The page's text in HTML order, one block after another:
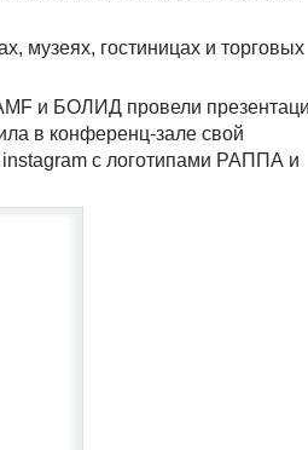
музеях, гостиницах и торговых
и БОЛИД провели
в конференц-зале свой
с логотипами РАППА и